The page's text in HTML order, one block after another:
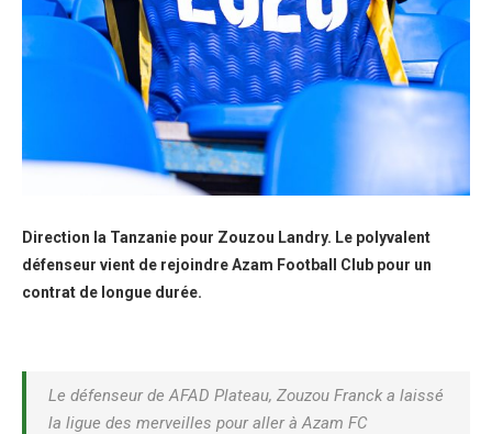
Direction la Tanzanie pour Zouzou Landry. Le polyvalent
défenseur vient de rejoindre Azam Football Club pour un
contrat de longue durée.
Le défenseur de AFAD Plateau, Zouzou Franck a laissé
la ligue des merveilles pour aller à Azam FC